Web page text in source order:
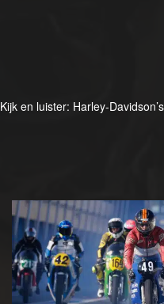
Kijk en luister: Harley-